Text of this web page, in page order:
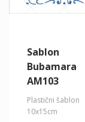
Sablon
Bubamara
AM103
Plastični šablon
10x15cm